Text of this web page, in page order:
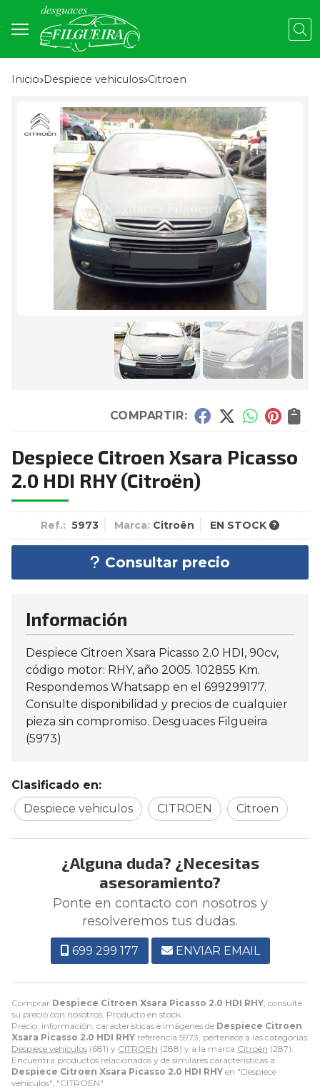
Inicio despiece vehiculos citroen
COMPARTIR:
Despiece Citroen Xsara Picasso
2.0 HDI RHY (Citroën)
Ref.: 5973 Marca: Citroën EN STOCK
Consultar precio
Comprar Despiece Citroen Xsara Picasso 2.0 HDI RHY , consulte
su precio con nosotros. Producto en stock.
Precio, información, características e imágenes de Despiece Citroen
Xsara Picasso 2.0 HDI RHY referencia 5973, pertenece a las categorías
Despiece vehiculos (681) y CITROEN (288) y a la marca Citroën (287).
Encuentra productos relacionados y de similares características a
Despiece Citroen Xsara Picasso 2.0 HDI RHY en "Despiece
vehiculos", "CITROEN".
Información
Despiece Citroen Xsara Picasso 2.0 HDI, 90cv,
código motor: RHY, año 2005. 102855 Km.
Respondemos Whatsapp en el 699299177.
Consulte disponibilidad y precios de cualquier
pieza sin compromiso. Desguaces Filgueira
(5973)
Clasificado en:
Despiece vehiculos
CITROEN Citroën
¿Alguna duda? ¿Necesitas
asesoramiento?
Ponte en contacto con nosotros y
resolveremos tus dudas.
699 299 177 ENVIAR EMAIL